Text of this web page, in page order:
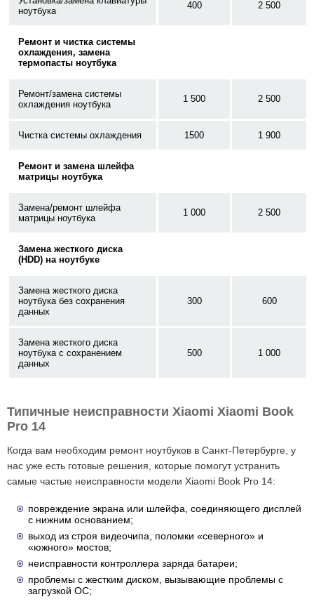
ноутбука
400 2 500
Ремонт и чистка системы
охлаждения, замена
термопасты ноутбука
Ремонт/замена системы
охлаждения ноутбука
1 500 2 500
Чистка системы охлаждения 1500 1 900
Ремонт и замена шлейфа
матрицы ноутбука
Замена/ремонт шлейфа
матрицы ноутбука
1 000 2 500
Замена жесткого диска
(HDD) на ноутбуке
Замена жесткого диска
ноутбука без сохранения
данных
300 600
Замена жесткого диска
ноутбука с сохранением
данных
500 1 000
Типичные неисправности Xiaomi Xiaomi Book
Pro 14
Когда вам необходим ремонт ноутбуков в Санкт-Петербурге, у
нас уже есть готовые решения, которые помогут устранить
самые частые неисправности модели Xiaomi Book Pro 14:
повреждение экрана или шлейфа, соединяющего дисплей
с нижним основанием;
выход из строя видеочипа, поломки «северного» и
«южного» мостов;
неисправности контроллера заряда батареи;
проблемы с жестким диском, вызывающие проблемы с
загрузкой ОС;